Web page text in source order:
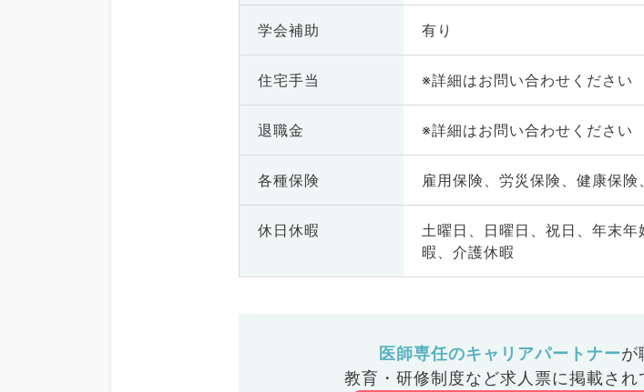
学会補助 有り
住宅手当 ※詳細はお問い合わせください
退職金 ※詳細はお問い合わせください
各種保険 雇用保険、労災保険、健康保険
休日休暇
土曜日、日曜日、祝日、年末
暇、介護休暇
医師専任のキャリアパートナーが
教育・研修制度など求人票に掲載され